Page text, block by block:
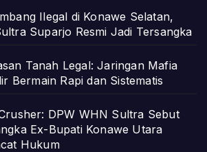
Ilegal di Konawe Selatan,
Suparjo Resmi Jadi Tersangka
Tanah Legal: Jaringan Mafia
Bermain Rapi dan Sistematis
DPW WHN Sultra Sebut
Ex-Bupati Konawe Utara
Hukum